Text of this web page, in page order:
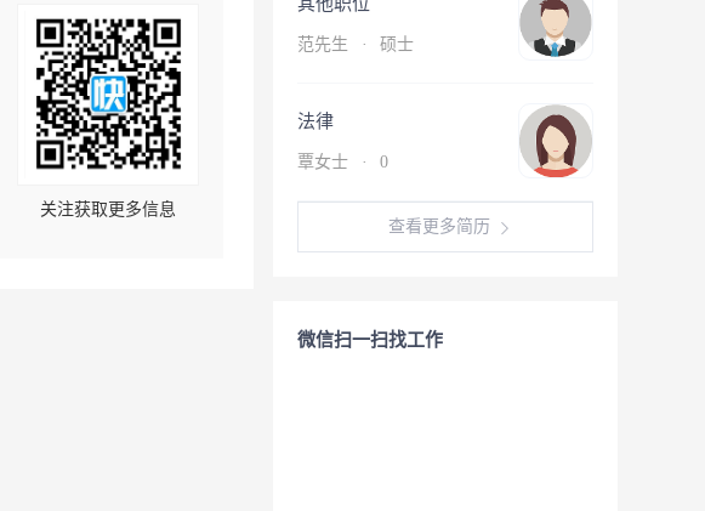
关注获取更多信息
范先生 · 硕士
法律
覃女士 · 0
查看更多简历
微信扫一扫找工作